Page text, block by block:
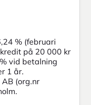
% (februari
på 20 000 kr
vid betalning
1 år.
(org.nr